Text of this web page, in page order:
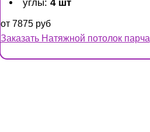
углы: 4 шт
от 7875руб
Заказать Натяжной потолок парча